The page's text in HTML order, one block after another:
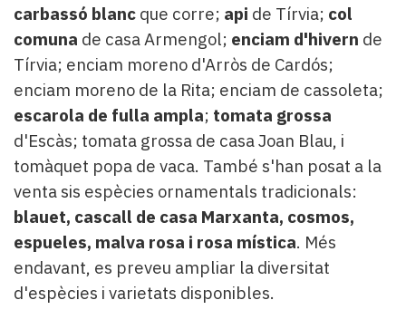
carbassó blanc que corre; api de Tírvia; col
comuna de casa Armengol; enciam d'hivern de
Tírvia; enciam moreno d'Arròs de Cardós;
enciam moreno de la Rita; enciam de cassoleta;
escarola de fulla ampla; tomata grossa
d'Escàs; tomata grossa de casa Joan Blau, i
tomàquet popa de vaca. També s'han posat a la
venta sis espècies ornamentals tradicionals:
blauet, cascall de casa Marxanta, cosmos,
espueles, malva rosa i rosa mística. Més
endavant, es preveu ampliar la diversitat
d'espècies i varietats disponibles.